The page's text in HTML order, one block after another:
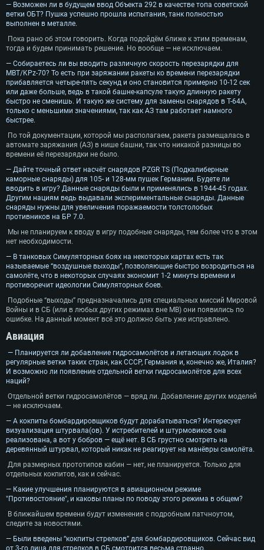
СИСТЕМНЫЕ ТРЕБОВАНИЯ
Для PC
Для Linux
— Возможен ли в будущем ввод Объекта 292 в качестве топа советской
ветки ОБТ? Пушка успешно прошла испытания, танк полностью
выполнен в металле.
Пока рано об этом говорить. Когда подойдём ближе к этим временам,
тогда и будем принимать решение. Но вообще — не исключаем.
— Собираетесь ли вы вводить различную скорость перезарядки для
MBT/KPz-70? То есть при заряжании ракеты ко времени перезарядки
прибавляется четыре-пять секунд и оно становится примерно 10-12 сек
или даже больше, ведь в такой башне-капсуле такую длинную ракету
быстро не сменишь. И такую же систему для замены снарядов в Т-64А,
только с меньшими значениями, так как АЗ там работает намного
быстрее.
По той документации, которой мы располагаем, ракета размещалась в
автомате заряжания (АЗ) в нише башни, так что никакой разницы во
времени её перезарядки не было.
— Дайте точный ответ насчёт снарядов PZGR TS (Подкалиберные
каморные снаряды) для 105- и 128-мм пушек Германии. Будете ли
вводить в игру? Данные снаряды были и применялись в 1944-45 годах.
Другим нациям ведь выдавали экспериментальные снаряды. Данные
снаряды нужны для увеличения поражаемости толстолобых
противников на БР 7.0.
Мы не планируем к вводу в игру подобные снаряды, тем более что в этом
нет необходимости.
— В танковых Симуляторных боях на некоторых картах есть так
называемые “воздушные выходы”, позволяющие быстро возродиться на
самолёте, что в некоторых случаях экономит 1-2 минуты времени и
противоречит идеологии Симуляторных боев.
Подобные “выходы” предназначались для специальных миссий Мировой
Войны и в СБ (или в любых других режимах вне МВ) они появились по
ошибке. На данный момент всё это должно быть уже исправлено.
Авиация
— Планируется ли добавление гидросамолётов и летающих лодок в
регулярные ветки таких стран, как СССР, Германия и, конечно же, Италия?
И возможно ли появление отдельной ветки гидросамолётов для всех
наций?
Отдельной ветки гидросамолётов — вряд ли. Добавление других моделей
— не исключаем.
— А кокпиты бомбардировщиков будут дорабатываться? Интересует
визуализация штурвала(ов). У истребителей и штурмовиков она
реализована, а вот у бобров — ещё нет. В СБ грустно смотреть на
деревянный штурвал, который никак не реагирует на манёвры самолёта.
Для размерных прототипов кабин — нет, не планируется. Только для
отдельных кокпитов, как и сейчас.
— Какие улучшения планируются в авиационном режиме
"Противостояние", и каковы планы по поводу этого режима в общем?
В ближайшем времени будут изменения с подробным патчноутом,
следите за новостями.
— Были введены “кокпиты стрелков” для бомбардировщиков. Сейчас вид